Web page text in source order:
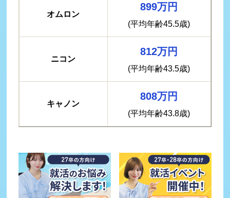
オムロン
899万円
(平均年齢45.5歳)
ニコン
812万円
(平均年齢43.5歳)
キャノン
808万円
(平均年齢43.8歳)